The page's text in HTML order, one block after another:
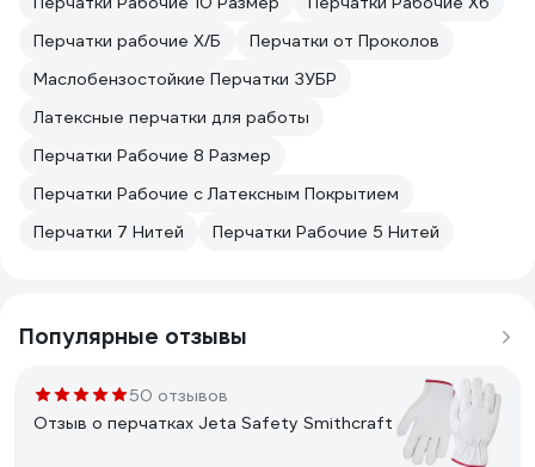
Перчатки рабочие Х/Б
Перчатки от Проколов
Маслобензостойкие Перчатки ЗУБР
Латексные перчатки для работы
Перчатки Рабочие 8 Размер
Перчатки Рабочие с Латексным Покрытием
Перчатки 7 Нитей
Перчатки Рабочие 5 Нитей
Популярные отзывы
50 отзывов
Отзыв о перчатках Jeta Safety Smithcraft